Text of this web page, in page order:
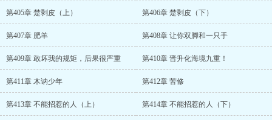
第405章 楚剥皮（上） 第406章 楚剥皮（下）
第407章 肥羊 第408章 让你双脚和一只手
第409章 敢坏我的规矩，后果很严重 第410章 晋升化海境九重！
第411章 木讷少年 第412章 苦修
第413章 不能招惹的人（上） 第414章 不能招惹的人（下）